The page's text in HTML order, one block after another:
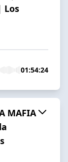
Los
01:54:24
MAFIA